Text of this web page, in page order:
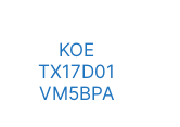
KOE
TX17D01
VM5BPA